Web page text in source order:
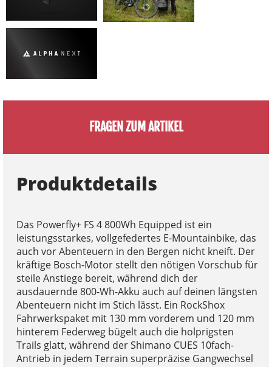
FRAGEN ZUM ARTIKEL
Produktdetails
Das Powerfly+ FS 4 800Wh Equipped ist ein
leistungsstarkes, vollgefedertes E-Mountainbike, das
auch vor Abenteuern in den Bergen nicht kneift. Der
kräftige Bosch-Motor stellt den nötigen Vorschub für
steile Anstiege bereit, während dich der
ausdauernde 800-Wh-Akku auch auf deinen längsten
Abenteuern nicht im Stich lässt. Ein RockShox
Fahrwerkspaket mit 130 mm vorderem und 120 mm
hinterem Federweg bügelt auch die holprigsten
Trails glatt, während der Shimano CUES 10fach-
Antrieb in jedem Terrain superpräzise Gangwechsel